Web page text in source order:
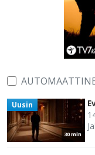
30 min
Uusin